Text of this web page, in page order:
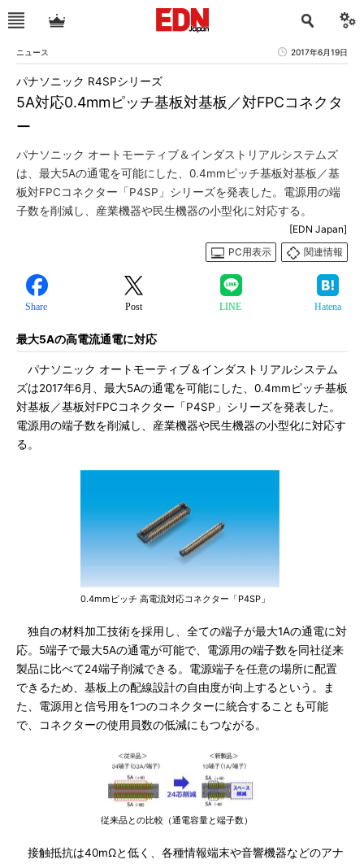
ニュース 2017年6月19日
5A対応0.4mmピッチ基板対基板／対FPCコネクタ
ー
パナソニック R4SPシリーズ
パナソニック オートモーティブ＆インダストリアルシステムズ
は、最大5Aの通電を可能にした、0.4mmピッチ基板対基板／基
板対FPCコネクター「P4SP」シリーズを発表した。電源用の端
子数を削減し、産業機器や民生機器の小型化に対応する。
[EDN Japan]
PC用表示
関連情報
Share Post LINE Hatena
最大5Aの高電流通電に対応
パナソニック オートモーティブ＆インダストリアルシステム
ズは2017年6月、最大5Aの通電を可能にした、0.4mmピッチ基板
対基板／基板対FPCコネクター「P4SP」シリーズを発表した。
電源用の端子数を削減し、産業機器や民生機器の小型化に対応す
る。
0.4mmピッチ 高電流対応コネクター「P4SP」
独自の材料加工技術を採用し、全ての端子が最大1Aの通電に対
応。5端子で最大5Aの通電が可能で、電源用の端子数を同社従来
製品に比べて24端子削減できる。電源端子を任意の場所に配置
できるため、基板上の配線設計の自由度が向上するという。ま
た、電源用と信号用を1つのコネクターに統合することも可能
で、コネクターの使用員数の低減にもつながる。
従来品との比較（通電容量と端子数）
接触抵抗は40mΩと低く、各種情報端末や音響機器などのアナ